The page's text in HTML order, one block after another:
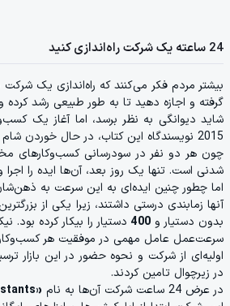
24 ساعته یک شرکت راه‌اندازی کنید
بیشتر مردم فکر می‌کنند که راه‌اندازی یک شرکت
گرفته و اجازه دهید تا به طور طبیعی رشد
2015 نویسندگاه این کتاب، در حال خوردن شام بودند که ایده «شرکت ارائه دستیار مجازی» به ذهن‌شان رسید.
چون هر دو نفر در سودرسانی کسب‌وکارهای
شدنی است. تنها یک روز بعد، آن‌ها ایده را اجرا و
اما چطور چنین ایده‌ای به این سرعت به
آنها زمابندی درستی داشتند، زیرا یکی از
بدون دستیار و 400 دستیار را بیکار کرده
سرعت‌عمل عامل مهمی در موفقیت هر کسب‌و‌کار
اولیه‌ای از شرکت و نحوه حضور در این بازار
در زیرچوال تامین کردند.
در عرض 24 ساعت شرکت آن‌ها به نام
«Less Doing Virtual Assistants»